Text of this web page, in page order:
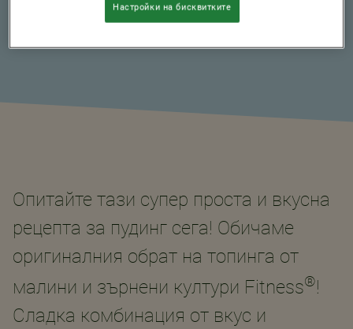
Опитайте тази супер проста и вкусна
рецепта за пудинг сега! Обичаме
оригиналния обрат на топинга от
малини и зърнени култури Fitness®!
Сладка комбинация от вкус и
Настройки на бисквитките